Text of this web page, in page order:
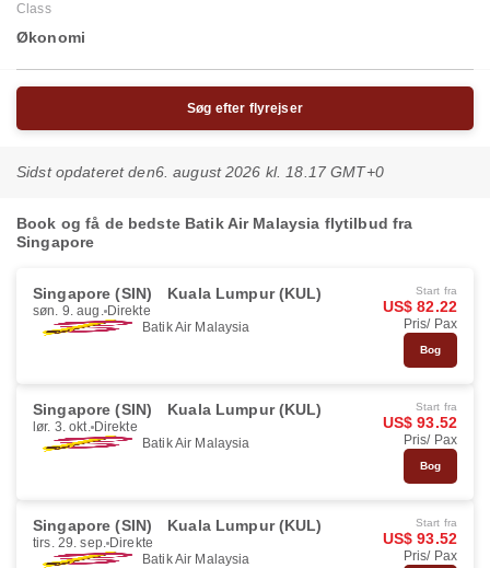
Class
Økonomi
Søg efter flyrejser
Sidst opdateret den6. august 2026 kl. 18.17 GMT+0
Book og få de bedste Batik Air Malaysia flytilbud fra
Singapore
Singapore (SIN) Kuala Lumpur (KUL)
søn. 9. aug. Direkte
Batik Air Malaysia
Start fra
US$ 82.22
Pris/ Pax
Bog
Singapore (SIN) Kuala Lumpur (KUL)
lør. 3. okt. Direkte
Batik Air Malaysia
Start fra
US$ 93.52
Pris/ Pax
Bog
Singapore (SIN) Kuala Lumpur (KUL)
tirs. 29. sep. Direkte
Batik Air Malaysia
Start fra
US$ 93.52
Pris/ Pax